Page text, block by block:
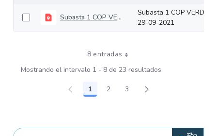
Subasta 1 COP VERDES 29-09-2021
Subasta 1 COP VERDES
29-09-2021
8 entradas
Mostrando el intervalo 1 - 8 de 23 resultados.
Página
1 Página
2 Página
3